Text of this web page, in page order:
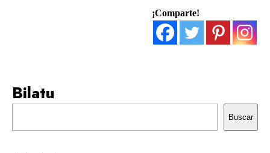
¡Comparte!
Bilatu
Buscar